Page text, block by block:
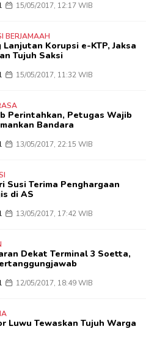
15/05/2017, 12:17 WIB
BERJAMAAH
Lanjutan Korupsi e-KTP, Jaksa
Tujuh Saksi
15/05/2017, 11:32 WIB
Perintahkan, Petugas Wajib
Bandara
13/05/2017, 22:15 WIB
Susi Terima Penghargaan
di AS
13/05/2017, 17:42 WIB
Dekat Terminal 3 Soetta,
12/05/2017, 18:49 WIB
Luwu Tewaskan Tujuh Warga